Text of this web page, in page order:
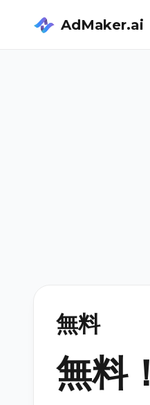
AdMaker.ai
無料
無料！